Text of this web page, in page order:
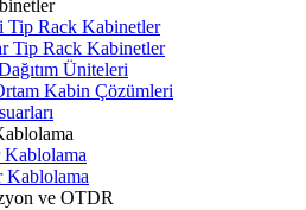
Tip Rack Kabinetler
Tip Rack Kabinetler
Üniteleri
Kabin Çözümleri
Kablolama
Kablolama
ve OTDR